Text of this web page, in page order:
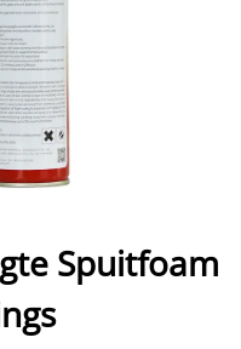
Spuitfoam